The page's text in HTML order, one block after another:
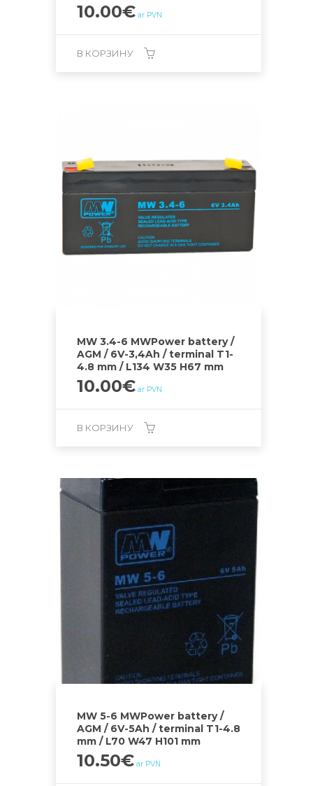
10.00€ ar PVN
В КОРЗИНУ
MW 3.4-6 MWPower battery /
AGM / 6V-3,4Ah / terminal T1-
4.8 mm / L134 W35 H67 mm
10.00€ ar PVN
В КОРЗИНУ
MW 5-6 MWPower battery /
AGM / 6V-5Ah / terminal T1-4.8
mm / L70 W47 H101 mm
10.50€ ar PVN